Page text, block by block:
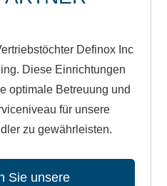
Definox Inc
Diese Einrichtungen
optimale Betreuung und
für unsere
zu gewährleisten.
Sie unsere